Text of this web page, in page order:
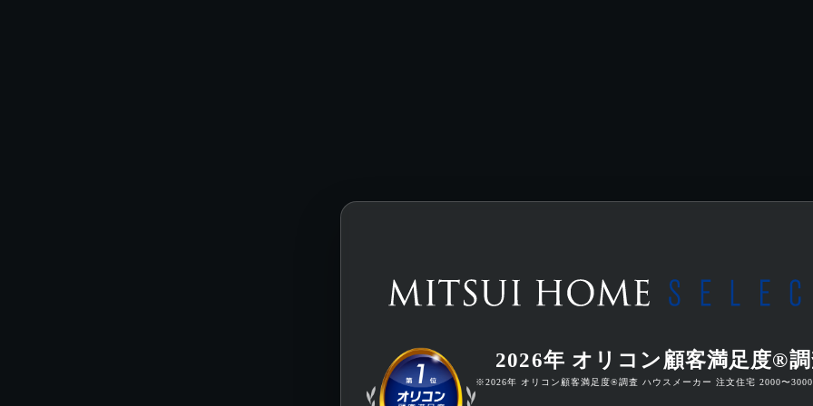
2026年 オリコン顧客満足度®
※2026年 オリコン顧客満足度®調査 ハウスメーカー 注文住宅 2000〜